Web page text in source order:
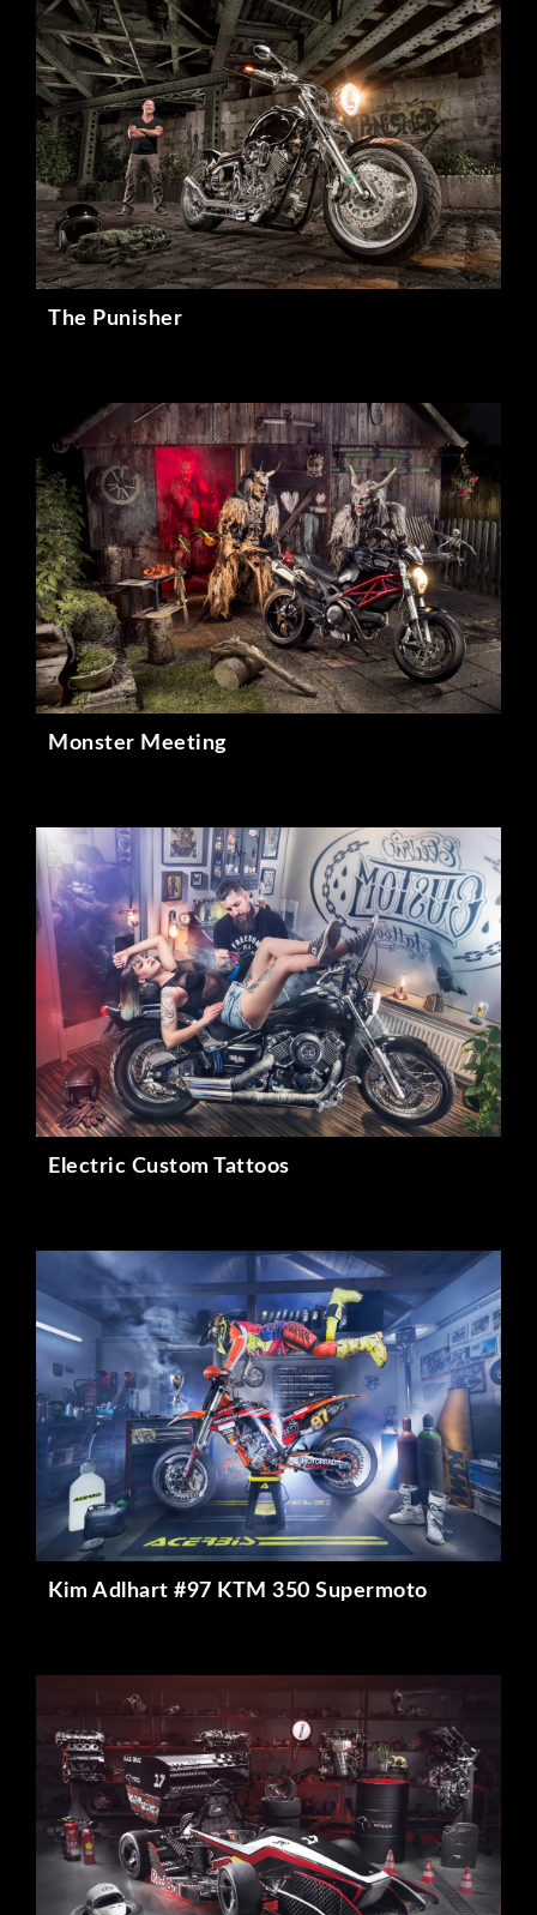
The Punisher
Monster Meeting
Electric Custom Tattoos
Kim Adlhart #97 KTM 350 Supermoto